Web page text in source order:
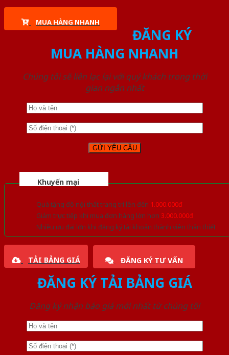
MUA HÀNG NHANH
ĐĂNG KÝ
MUA HÀNG NHANH
Chúng tôi sẽ liên lạc lại với quý khách trong thời
gian ngắn nhất
Khuyến mại
Quà tặng đồ nội thất trang trí lên đến 1.000.000đ
Giảm trực tiếp khi mua đơn hàng lớn hơn 3.000.000đ
Nhiều ưu đãi lớn khi đăng ký tài khoản thành viên thân thiết
TẢI BẢNG GIÁ ĐĂNG KÝ TƯ VẤN
ĐĂNG KÝ TẢI BẢNG GIÁ
Đăng ký nhận báo giá mới nhất từ chúng tôi